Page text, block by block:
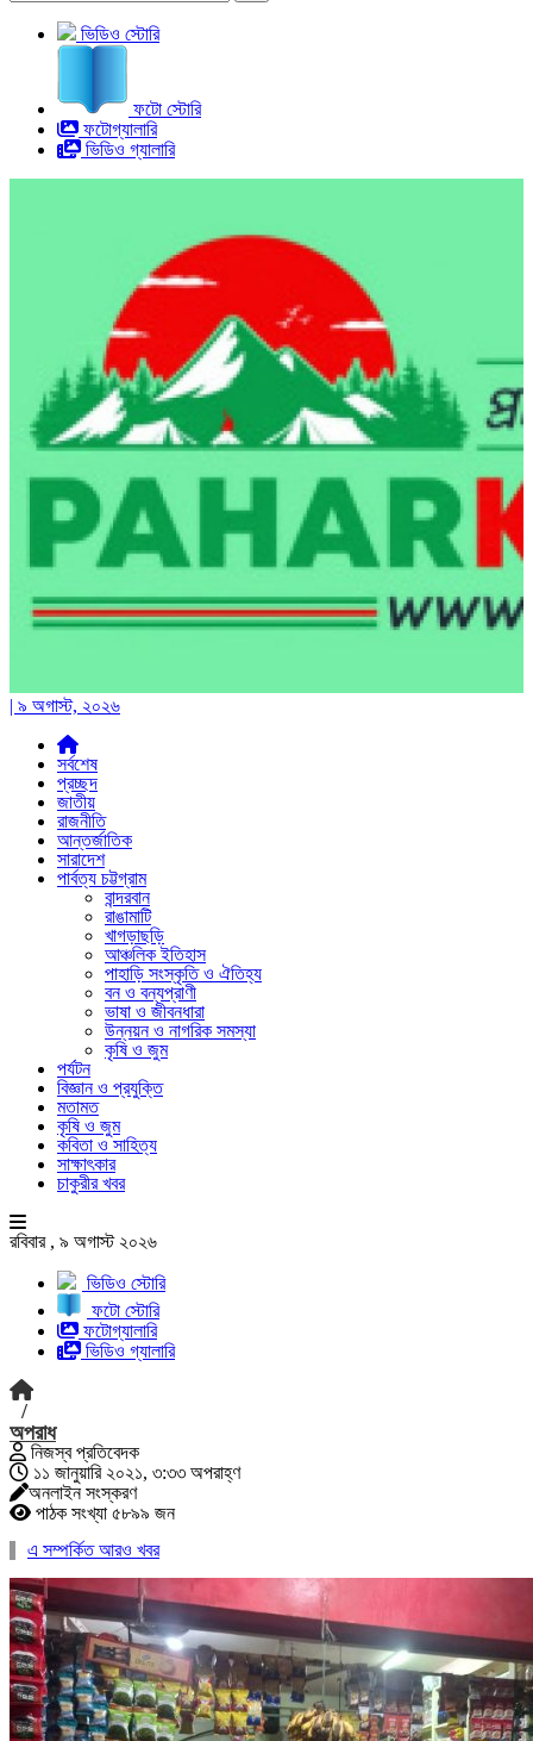
ভিডিও স্টোরি
ফটো স্টোরি
ফটোগ্যালারি
ভিডিও গ্যালারি
| ৯ অগাস্ট, ২০২৬
সর্বশেষ
প্রচ্ছদ
জাতীয়
রাজনীতি
আন্তর্জাতিক
সারাদেশ
পার্বত্য চট্টগ্রাম
বান্দরবান
রাঙামাটি
খাগড়াছড়ি
আঞ্চলিক ইতিহাস
পাহাড়ি সংস্কৃতি ও ঐতিহ্য
বন ও বন্যপ্রাণী
ভাষা ও জীবনধারা
উন্নয়ন ও নাগরিক সমস্যা
কৃষি ও জুম
পর্যটন
বিজ্ঞান ও প্রযুক্তি
মতামত
কৃষি ও জুম
কবিতা ও সাহিত্য
সাক্ষাৎকার
চাকুরীর খবর
রবিবার , ৯ অগাস্ট ২০২৬
ভিডিও স্টোরি
ফটো স্টোরি
ফটোগ্যালারি
ভিডিও গ্যালারি
/
অপরাধ
নিজস্ব প্রতিবেদক
১১ জানুয়ারি ২০২১, ৩:৩৩ অপরাহ্ণ
অনলাইন সংস্করণ
পাঠক সংখ্যা ৫৮৯৯ জন
এ সম্পর্কিত আরও খবর